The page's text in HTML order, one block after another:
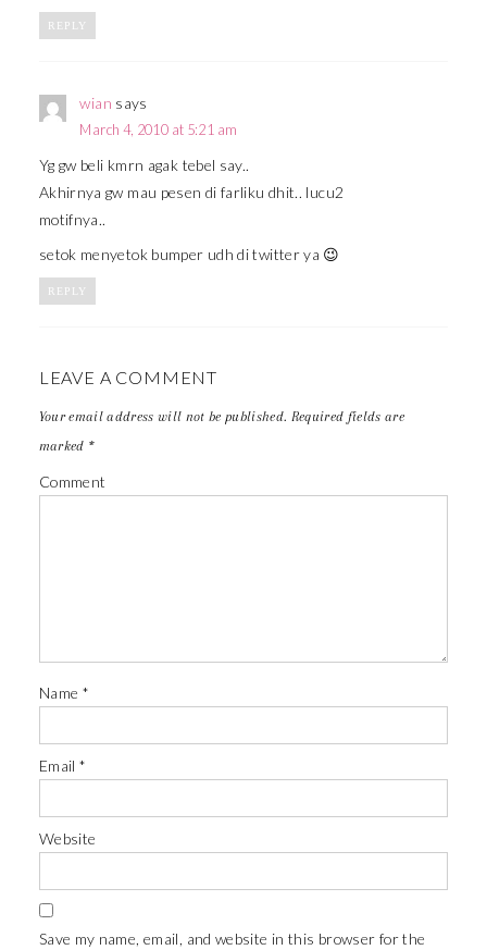
REPLY
wian says
March 4, 2010 at 5:21 am
Yg gw beli kmrn agak tebel say..
Akhirnya gw mau pesen di farliku dhit.. lucu2
motifnya..
setok menyetok bumper udh di twitter ya 😉
REPLY
LEAVE A COMMENT
Your email address will not be published. Required fields are
marked *
Comment
Name *
Email*
Website
Save my name, email, and website in this browser for the